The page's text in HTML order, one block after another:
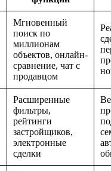
Мгновенный
поиск по
миллионам
объектов, онлайн-
сравнение, чат с
продавцом
Расширенные
фильтры,
рейтинги
застройщиков,
электронные
сделки